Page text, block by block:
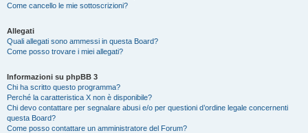
Come cancello le mie sottoscrizioni?
Allegati
Quali allegati sono ammessi in questa Board?
Come posso trovare i miei allegati?
Informazioni su phpBB 3
Chi ha scritto questo programma?
Perché la caratteristica X non è disponibile?
Chi devo contattare per segnalare abusi e/o per questioni d’ordine legale concernenti
questa Board?
Come posso contattare un amministratore del Forum?